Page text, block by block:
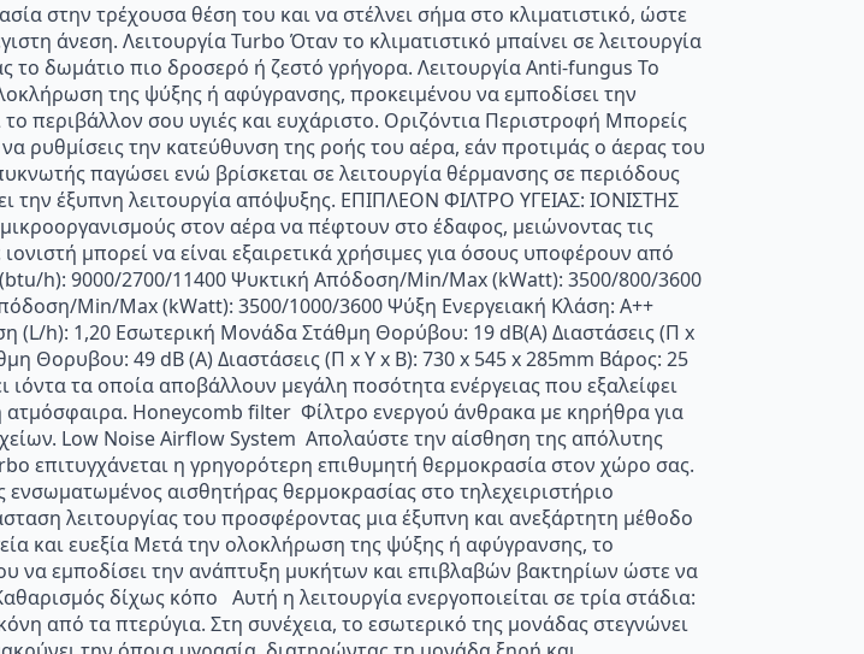
στην τρέχουσα θέση του και να στέλνει σήμα στο κλιματιστικό, ώστε
άνεση. Λειτουργία Turbo Όταν το κλιματιστικό μπαίνει σε λειτουργία
το δωμάτιο πιο δροσερό ή ζεστό γρήγορα. Λειτουργία Anti-fungus Το
της ψύξης ή αφύγρανσης, προκειμένου να εμποδίσει την
περιβάλλον σου υγιές και ευχάριστο. Οριζόντια Περιστροφή Μπορείς
ρυθμίσεις την κατεύθυνση της ροής του αέρα, εάν προτιμάς ο άερας του
παγώσει ενώ βρίσκεται σε λειτουργία θέρμανσης σε περιόδους
την έξυπνη λειτουργία απόψυξης. ΕΠΙΠΛΕΟΝ ΦΙΛΤΡΟ ΥΓΕΙΑΣ: ΙΟΝΙΣΤΗΣ
στον αέρα να πέφτουν στο έδαφος, μειώνοντας τις
μπορεί να είναι εξαιρετικά χρήσιμες για όσους υποφέρουν από
h): 9000/2700/11400 Ψυκτική Απόδοση/Min/Max (kWatt): 3500/800/3600
Min/Max (kWatt): 3500/1000/3600 Ψύξη Ενεργειακή Κλάση: Α++
(L/h): 1,20 Εσωτερική Μονάδα Στάθμη Θορύβου: 19 dB(A) Διαστάσεις (Π x
Θορυβου: 49 dB (Α) Διαστάσεις (Π x Υ x B): 730 x 545 x 285mm Βάρος: 25
τα οποία αποβάλλουν μεγάλη ποσότητα ενέργειας που εξαλείφει
ατμόσφαιρα. Honeycomb ﬁlter Φίλτρο ενεργού άνθρακα με κηρήθρα για
Low Noise Airﬂow System Απολαύστε την αίσθηση της απόλυτης
επιτυγχάνεται η γρηγορότερη επιθυμητή θερμοκρασία στον χώρο σας.
αισθητήρας θερμοκρασίας στο τηλεχειριστήριο
λειτουργίας του προσφέροντας μια έξυπνη και ανεξάρτητη μέθοδο
και ευεξία Μετά την ολοκλήρωση της ψύξης ή αφύγρανσης, το
να εμποδίσει την ανάπτυξη μυκήτων και επιβλαβών βακτηρίων ώστε να
δίχως κόπο Αυτή η λειτουργία ενεργοποιείται σε τρία στάδια:
από τα πτερύγια. Στη συνέχεια, το εσωτερικό της μονάδας στεγνώνει